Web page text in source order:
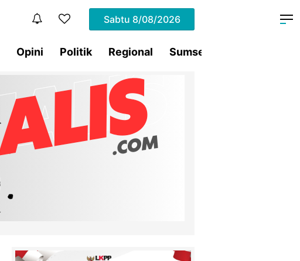
Sabtu 8/08/2026
Opini Politik Regional Sumsel